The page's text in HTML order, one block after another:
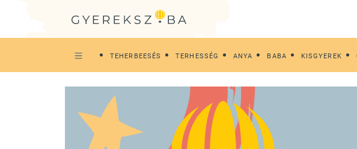
TEHERBEESÉS TERHESSÉG ANYA BABA KISGYEREK